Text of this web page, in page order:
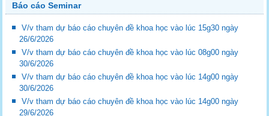
Báo cáo Seminar
V/v tham dự báo cáo chuyên đề khoa học vào lúc 15g30 ngày
26/6/2026
V/v tham dự báo cáo chuyên đề khoa học vào lúc 08g00 ngày
30/6/2026
V/v tham dự báo cáo chuyên đề khoa học vào lúc 14g00 ngày
30/6/2026
V/v tham dự báo cáo chuyên đề khoa học vào lúc 14g00 ngày
29/6/2026